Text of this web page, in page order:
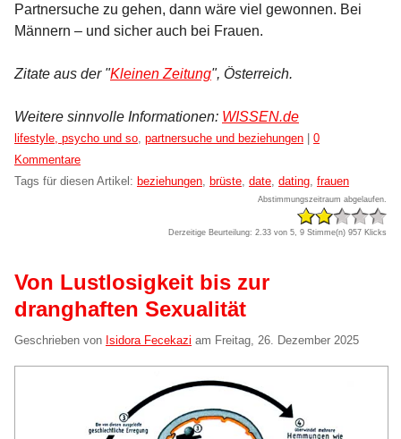
Partnersuche zu gehen, dann wäre viel gewonnen. Bei
Männern – und sicher auch bei Frauen.
Zitate aus der "Kleinen Zeitung", Österreich.
Weitere sinnvolle Informationen: WISSEN.de
Kategorien:
lifestyle, psycho und so partnersuche und beziehungen | 0
Kommentare
Tags für diesen Artikel: beziehungen brüste date dating frauen
Abstimmungszeitraum abgelaufen.
Derzeitige Beurteilung: 2.33 von 5, 9 Stimme(n) 957 Klicks
Von Lustlosigkeit bis zur
dranghaften Sexualität
Geschrieben von Isidora Fecekazi am Freitag, 26. Dezember 2025